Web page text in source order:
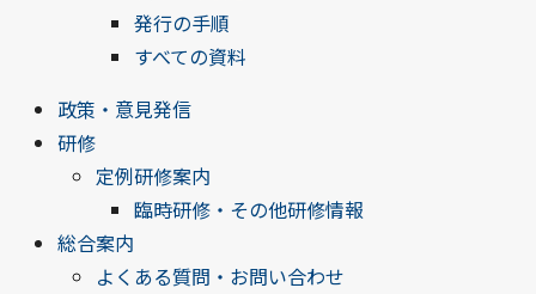
発行の手順
すべての資料
政策・意見発信
研修
定例研修案内
臨時研修・その他研修情報
総合案内
よくある質問・お問い合わせ